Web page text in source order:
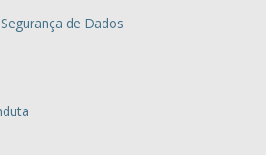
de Dados